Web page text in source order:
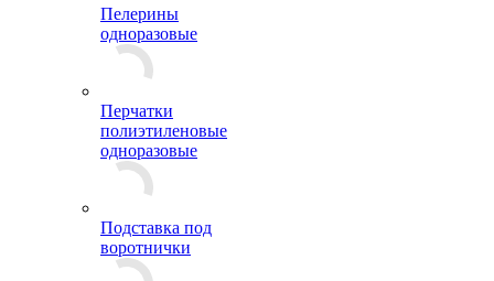
Пелерины
одноразовые
Перчатки
полиэтиленовые
одноразовые
Подставка под
воротнички